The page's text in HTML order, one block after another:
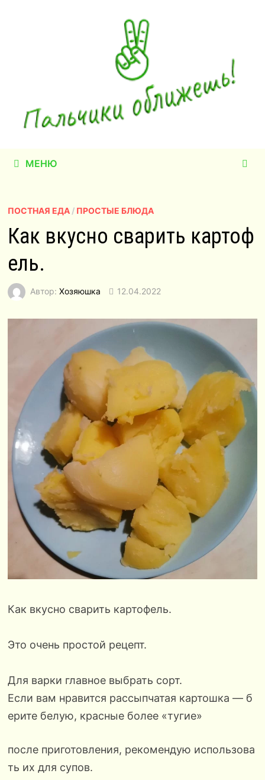
МЕНЮ
ПОСТНАЯ ЕДА/ ПРОСТЫЕ БЛЮДА
Как вкусно сварить картоф
ель.
Автор: Хозяюшка 12.04.2022
Как вкусно сварить картофель.
Это очень простой рецепт.
Для варки главное выбрать сорт.
Если вам нравится рассыпчатая картошка — б
ерите белую, красные более «тугие»
после приготовления, рекомендую использова
ть их для супов.